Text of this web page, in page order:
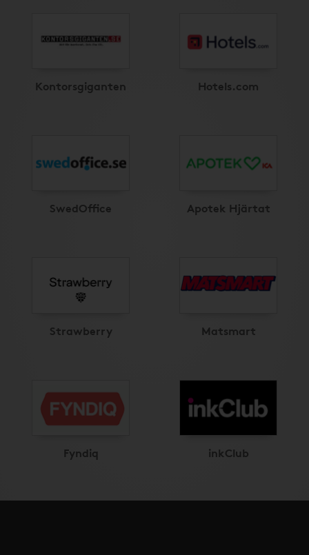
Kontorsgiganten Hotels.com
SwedOffice Apotek Hjärtat
Strawberry Matsmart
Fyndiq inkClub